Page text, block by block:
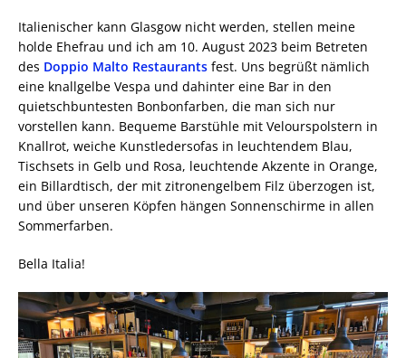
Italienischer kann Glasgow nicht werden, stellen meine
holde Ehefrau und ich am 10. August 2023 beim Betreten
des Doppio Malto Restaurants fest. Uns begrüßt nämlich
eine knallgelbe Vespa und dahinter eine Bar in den
quietschbuntesten Bonbonfarben, die man sich nur
vorstellen kann. Bequeme Barstühle mit Velourspolstern in
Knallrot, weiche Kunstledersofas in leuchtendem Blau,
Tischsets in Gelb und Rosa, leuchtende Akzente in Orange,
ein Billardtisch, der mit zitronengelbem Filz überzogen ist,
und über unseren Köpfen hängen Sonnenschirme in allen
Sommerfarben.
Bella Italia!